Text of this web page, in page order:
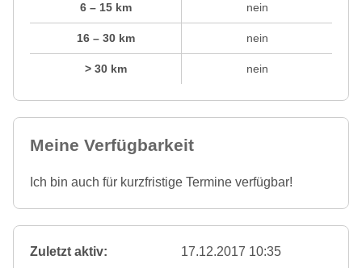
6 – 15 km
16 – 30 km
> 30 km
nein
nein
nein
Meine Verfügbarkeit
Ich bin auch für kurzfristige Termine verfügbar!
Zuletzt aktiv:
17.12.2017 10:35